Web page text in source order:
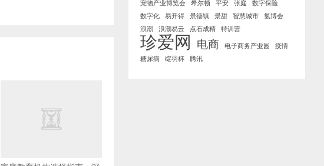
宠物产业博览会 希尔顿 平安 张庭
数字保险
数字化 易开得 景德镇 景甜 智慧城市 氢博会
浪潮 浪潮易云 点石成精 特训营
珍爱网 电商 电子商务产业园
疫情
糖尿病
绽羽杯 腾讯